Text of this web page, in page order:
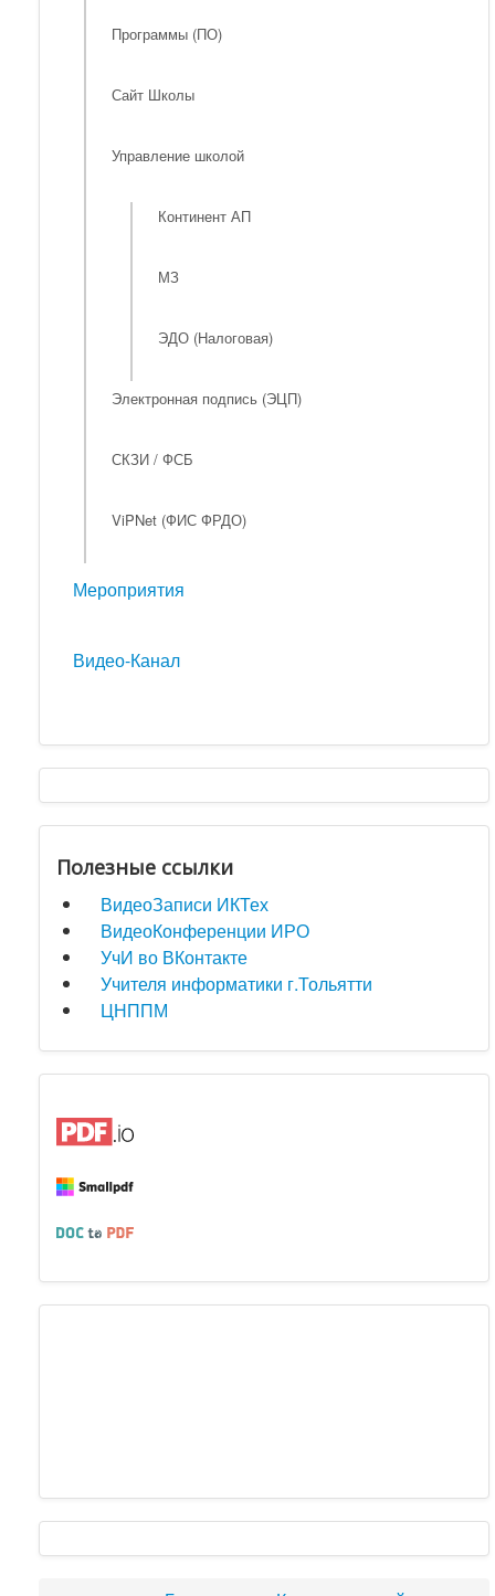
Программы (ПО)
Сайт Школы
Управление школой
Континент АП
МЗ
ЭДО (Налоговая)
Электронная подпись (ЭЦП)
СКЗИ / ФСБ
ViPNet (ФИС ФРДО)
Мероприятия
Видео-Канал
Полезные ссылки
ВидеоЗаписи ИКТех
ВидеоКонференции ИРО
УчИ во ВКонтакте
Учителя информатики г.Тольятти
ЦНППМ